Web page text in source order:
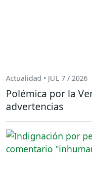
Actualidad • JUL 7 / 2026
Polémica por la
advertencias